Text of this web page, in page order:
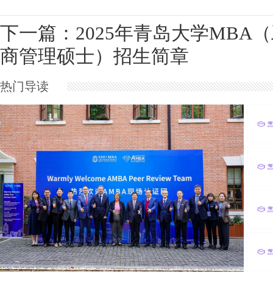
下一篇：2025年青岛大学MBA
商管理硕士）招生简章
热门导读